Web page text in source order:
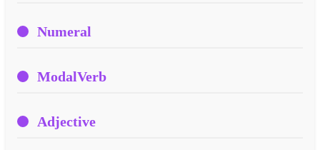
Numeral
ModalVerb
Adjective